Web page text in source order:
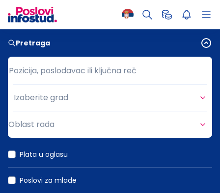
Pretraga
Pozicija, poslodavac ili ključna reč
Pozicija, poslodavac ili ključna reč
Grad
Izaberite grad
Oblast rada
Plata u oglasu
Poslovi za mlade